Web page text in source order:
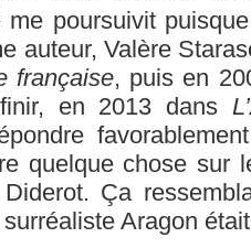
poursuivit
auteur, Valère
française, puis en
en 2013 dans
quelque chose sur
Ça
Aragon